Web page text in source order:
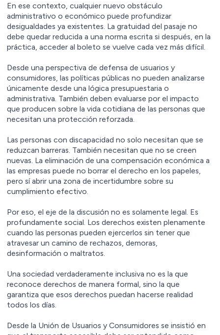
En ese contexto, cualquier nuevo obstáculo
administrativo o económico puede profundizar
desigualdades ya existentes. La gratuidad del pasaje no
debe quedar reducida a una norma escrita si después, en la
práctica, acceder al boleto se vuelve cada vez más difícil.
Desde una perspectiva de defensa de usuarios y
consumidores, las políticas públicas no pueden analizarse
únicamente desde una lógica presupuestaria o
administrativa. También deben evaluarse por el impacto
que producen sobre la vida cotidiana de las personas que
necesitan una protección reforzada.
Las personas con discapacidad no solo necesitan que se
reduzcan barreras. También necesitan que no se creen
nuevas. La eliminación de una compensación económica a
las empresas puede no borrar el derecho en los papeles,
pero sí abrir una zona de incertidumbre sobre su
cumplimiento efectivo.
Por eso, el eje de la discusión no es solamente legal. Es
profundamente social. Los derechos existen plenamente
cuando las personas pueden ejercerlos sin tener que
atravesar un camino de rechazos, demoras,
desinformación o maltratos.
Una sociedad verdaderamente inclusiva no es la que
reconoce derechos de manera formal, sino la que
garantiza que esos derechos puedan hacerse realidad
todos los días.
Desde la Unión de Usuarios y Consumidores se insistió en